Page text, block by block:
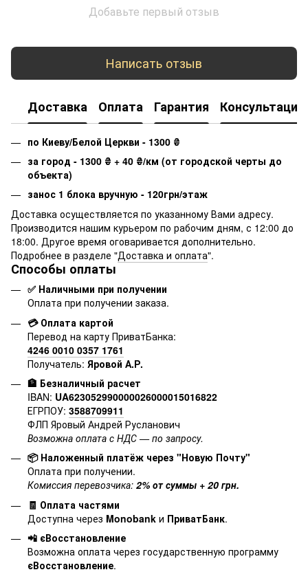
Добавьте первый отзыв
Написать отзыв
Доставка Оплата Гарантия Консультация
по Киеву/Белой Церкви - 1300 ₴
за город - 1300 ₴ + 40 ₴/км (от городской черты до
объекта)
занос 1 блока вручную - 120грн/этаж
Доставка осуществляется по указанному Вами адресу.
Производится нашим курьером по рабочим дням, с 12:00 до
18:00. Другое время оговаривается дополнительно.
Подробнее в разделе "Доставка и оплата".
Способы оплаты
✅ Наличными при получении
Оплата при получении заказа.
💳 Оплата картой
Перевод на карту ПриватБанка:
4246 0010 0357 1761
Получатель: Яровой А.Р.
🏦 Безналичный расчет
IBAN: UA623052990000026000015016822
ЕГРПОУ: 3588709911
ФЛП Яровый Андрей Русланович
Возможна оплата с НДС — по запросу.
📦 Наложенный платёж через "Новую Почту"
Оплата при получении.
Комиссия перевозчика: 2% от суммы + 20 грн.
🧾 Оплата частями
Доступна через Monobank и ПриватБанк.
📲 єВосстановление
Возможна оплата через государственную программу
єВосстановление.